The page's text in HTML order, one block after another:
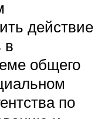
действие
в
общего
по